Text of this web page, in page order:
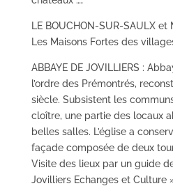
LE BOUCHON-SUR-SAULX et
Les Maisons Fortes des
ABBAYE DE JOVILLIERS :
l’ordre des Prémontrés,
siècle. Subsistent les
cloître, une partie des locaux
belles salles. L’église a
façade composée de deux
Visite des lieux par un guide
Jovilliers Echanges et Culture